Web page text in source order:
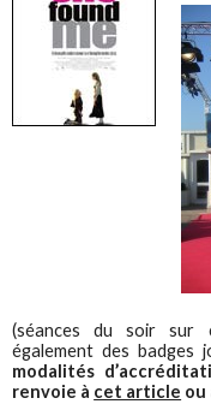
(séances du soir sur
également des badges
modalités
renvoie à cet article ou